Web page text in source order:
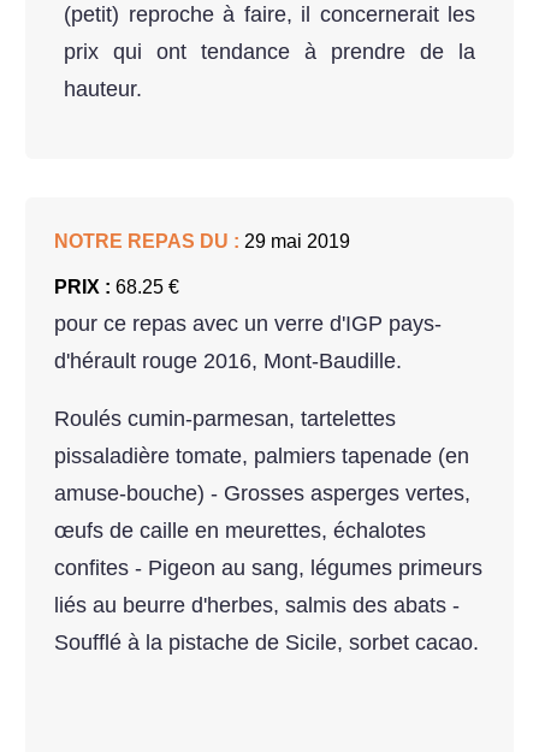
(petit) reproche à faire, il concernerait les
prix qui ont tendance à prendre de la
hauteur.
NOTRE REPAS DU : 29 mai 2019
PRIX : 68.25 €
pour ce repas avec un verre d'IGP pays-
d'hérault rouge 2016, Mont-Baudille.
Roulés cumin-parmesan, tartelettes
pissaladière tomate, palmiers tapenade (en
amuse-bouche) - Grosses asperges vertes,
œufs de caille en meurettes, échalotes
confites - Pigeon au sang, légumes primeurs
liés au beurre d'herbes, salmis des abats -
Soufflé à la pistache de Sicile, sorbet cacao.